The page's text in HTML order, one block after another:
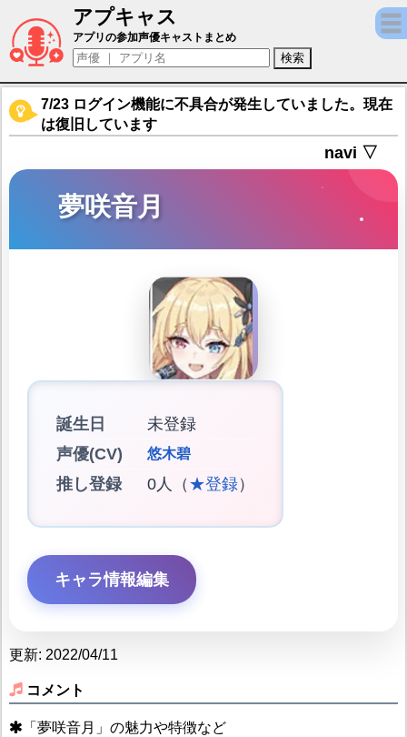
アプキャス
夢咲音月（声優：悠木碧)【ソウルタイド】
アプリの参加声優キャストまとめ
7/23 ログイン機能に不具合が発生していました。現在
は復旧しています
navi ▽
夢咲音月
誕生日
未登録
声優(CV)
悠木碧
推し登録 0人（ ★登録）
キャラ情報編集
更新: 2022/04/11
コメント
「夢咲音月」の魅力や特徴など